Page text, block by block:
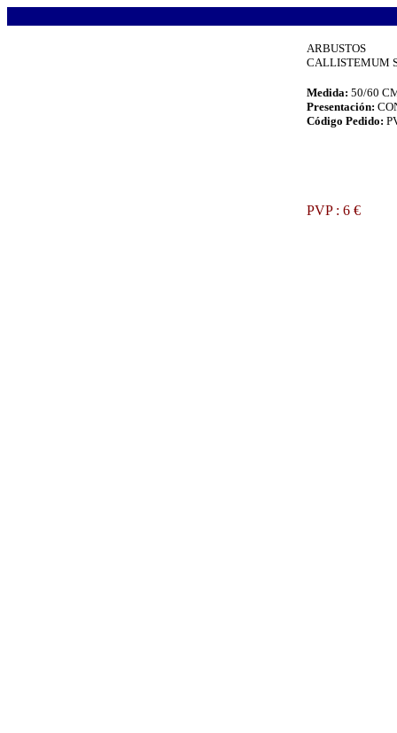
ARBUSTOS
CALLISTEMUM
Medida: 50/60
Presentación:
Código Pedido:
PVP : 6 €